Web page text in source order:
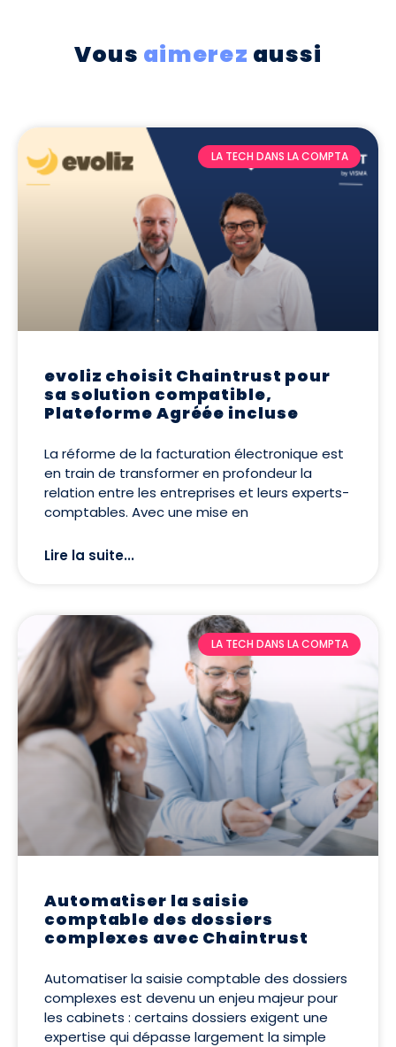
Vous aimerez aussi
LA TECH DANS LA COMPTA
evoliz choisit Chaintrust pour
sa solution compatible,
Plateforme Agréée incluse
La réforme de la facturation électronique est
en train de transformer en profondeur la
relation entre les entreprises et leurs experts-
comptables. Avec une mise en
Lire la suite...
LA TECH DANS LA COMPTA
Automatiser la saisie
comptable des dossiers
complexes avec Chaintrust
Automatiser la saisie comptable des dossiers
complexes est devenu un enjeu majeur pour
les cabinets : certains dossiers exigent une
expertise qui dépasse largement la simple